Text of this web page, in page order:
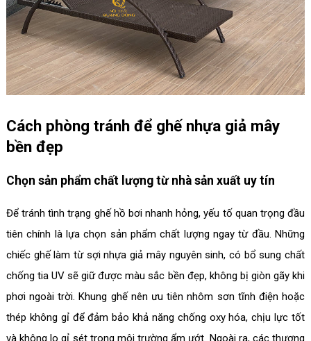
Cách phòng tránh để ghế nhựa giả mây
bền đẹp
Chọn sản phẩm chất lượng từ nhà sản xuất uy tín
Để tránh tình trạng ghế hồ bơi nhanh hỏng, yếu tố quan trọng đầu
tiên chính là lựa chọn sản phẩm chất lượng ngay từ đầu. Những
chiếc ghế làm từ sợi nhựa giả mây nguyên sinh, có bổ sung chất
chống tia UV sẽ giữ được màu sắc bền đẹp, không bị giòn gãy khi
phơi ngoài trời. Khung ghế nên ưu tiên nhôm sơn tĩnh điện hoặc
thép không gỉ để đảm bảo khả năng chống oxy hóa, chịu lực tốt
và không lo gỉ sét trong môi trường ẩm ướt. Ngoài ra, các thương